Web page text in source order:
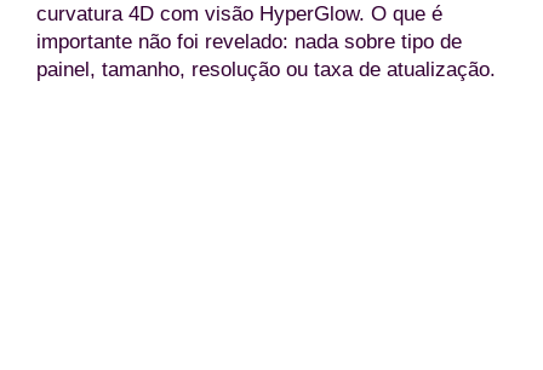
curvatura 4D com visão HyperGlow. O que é
importante não foi revelado: nada sobre tipo de
painel, tamanho, resolução ou taxa de atualização.